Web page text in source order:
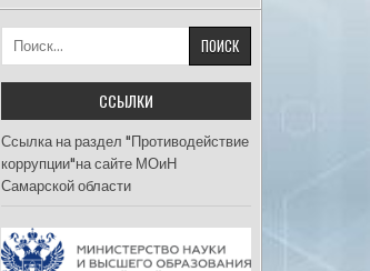
Найти:
ССЫЛКИ
Ссылка на раздел "Противодействие
коррупции"на сайте МОиН
Самарской области